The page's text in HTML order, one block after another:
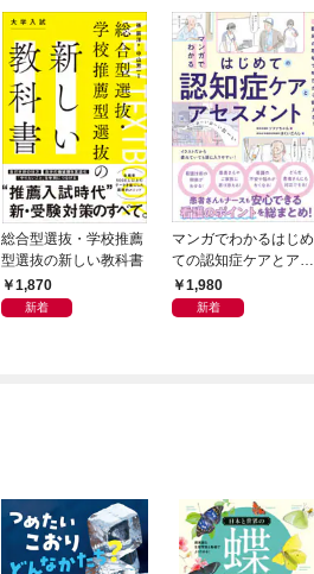
総合型選抜・学校推薦
型選抜の新しい教科書
1,870
新着
マンガでわかるはじめ
ての認知症ケアとアセ
スメント
1,980
新着